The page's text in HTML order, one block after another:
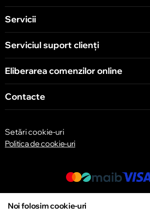
Chișinău
str. Arborilor 21, CC «Shopping
Servicii
Serviciul suport clienţi
Eliberarea comenzilor online
Contacte
Setări cookie-uri
Politica de cookie-uri
© 2013 – 2026 ECOM
Noi folosim cookie-uri